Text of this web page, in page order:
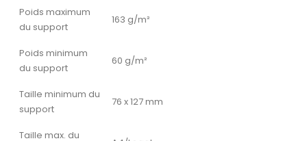
Poids maximum
du support
163 g/m²
Poids minimum
du support
60 g/m²
Taille minimum du
support
76 x 127 mm
Taille max. du